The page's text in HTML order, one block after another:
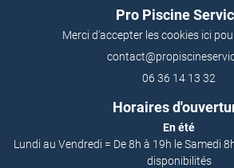
Pro Piscine
Merci d'accepter les cookies ici
06 36 14 13 32
Horaires
En été
Lundi au Vendredi = De 8h à 19h le Samedi
disponibilités